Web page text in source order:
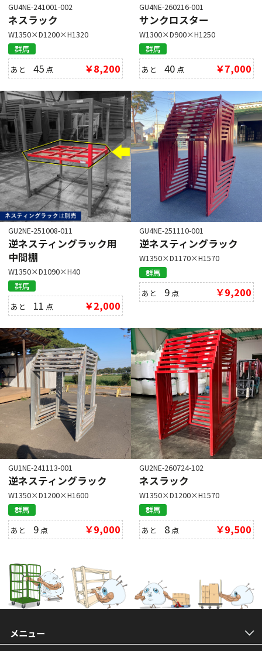
GU4NE-241001-002
ネスラック
W1350×D1200×H1320
群馬
あと45 点 ￥8,200
GU4NE-260216-001
サンクロスター
W1300×D900×H1250
群馬
あと40 点 ￥7,000
GU2NE-251008-011
逆ネスティングラック用
中間棚
W1350×D1090×H40
群馬
あと 11 点 ￥2,000
GU4NE-251110-001
逆ネスティングラック
W1350×D1170×H1570
群馬
あと 9 点 ￥9,200
GU1NE-241113-001
逆ネスティングラック
W1350×D1200×H1600
群馬
あと 9 点 ￥9,000
GU2NE-260724-102
ネスラック
W1350×D1200×H1570
群馬
あと 8 点 ￥9,500
メニュー